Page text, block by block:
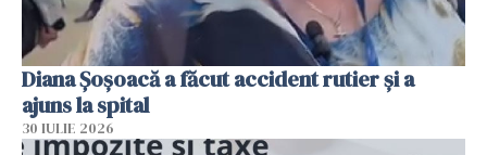
Diana Șoșoacă a făcut accident rutier și a
ajuns la spital
30 IULIE 2026